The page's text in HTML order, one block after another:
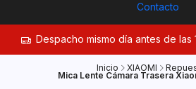
Contacto
Despacho mismo día antes de las
Inicio XIAOMI
Mica Lente Cámara Trasera